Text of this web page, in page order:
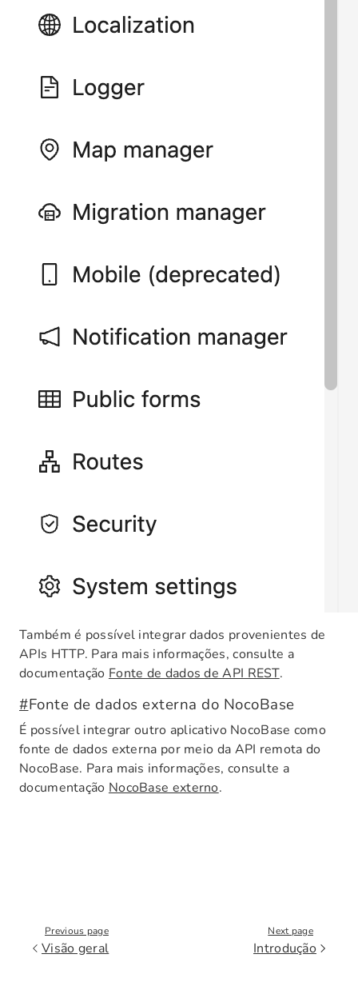
Também é possível integrar dados provenientes de
APIs HTTP. Para mais informações, consulte a
documentação Fonte de dados de API REST.
#Fonte de dados externa do NocoBase
É possível integrar outro aplicativo NocoBase como
fonte de dados externa por meio da API remota do
NocoBase. Para mais informações, consulte a
documentação NocoBase externo.
Previous page
Visão geral
Next page
Introdução